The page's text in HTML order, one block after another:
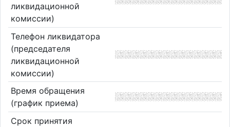
ликвидационной
комиссии)
Телефон ликвидатора
(председателя
ликвидационной
комиссии)
Время обращения
(график приема)
Срок принятия